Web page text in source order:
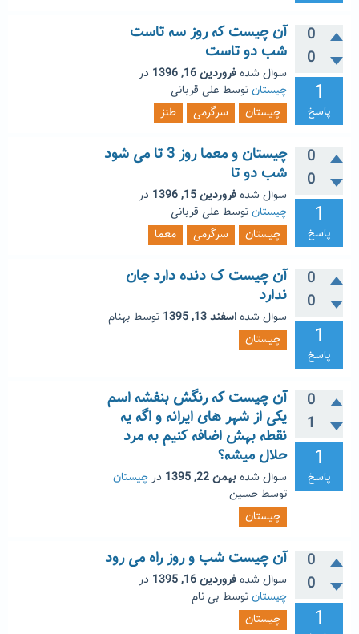
0
0
1
پاسخ
آن چیست که روز سه تاست
شب دو تاست
سوال شدهفروردین 16, 1396
در
چیستانتوسط علی قربانی
چیستان
سرگرمی طنز
0
0
1
پاسخ
چیستان و معما روز 3 تا می شود
شب دو تا
سوال شدهفروردین 15, 1396
در
چیستانتوسط علی قربانی
چیستان
سرگرمی معما
0
0
1
پاسخ
آن چیست ک دنده دارد جان
ندارد
سوال شدهاسفند 13, 1395 توسط بهنام
چیستان
0
1
1
پاسخ
آن چیست که رنگش بنفشه اسم
یکی از شهر های ایرانه و اگه یه
نقطه بهش اضافه کنیم به مرد
حلال میشه؟
سوال شدهبهمن 22, 1395 درچیستان
توسط حسین
چیستان
0
0
1
آن چیست شب و روز راه می رود
سوال شدهفروردین 16, 1395
در
چیستانتوسط بی نام
چیستان